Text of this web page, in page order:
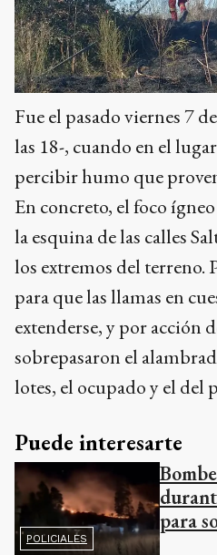
Fue el pasado viernes 7
las 18-, cuando en el
percibir humo que
En concreto, el foco
la esquina de las calles
los extremos del terreno.
para que las llamas en
extenderse, y por acción
sobrepasaron el
lotes, el ocupado y el del
Puede interesarte
POLICIALES
para